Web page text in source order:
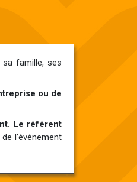
famille, ses
ou de
Le référent
l’événement